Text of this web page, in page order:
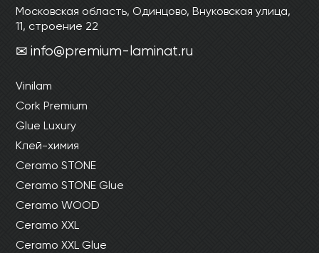
Ваши данные не будут переданы третьим
Ваши данные не будут переданы третьим
лицам
Ваши данные не будут переданы третьим
лицам
Московская область, Одинцово, Внуковская улица,
11, строение 22
info@premium-laminat.ru
Vinilam
Cork Premium
Glue Luxury
Клей-химия
Ceramo STONE
Ceramo STONE Glue
Ceramo WOOD
Ceramo XXL
Ceramo XXL Glue